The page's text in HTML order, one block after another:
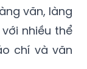
văn, làng
nhiều thể
chí và văn